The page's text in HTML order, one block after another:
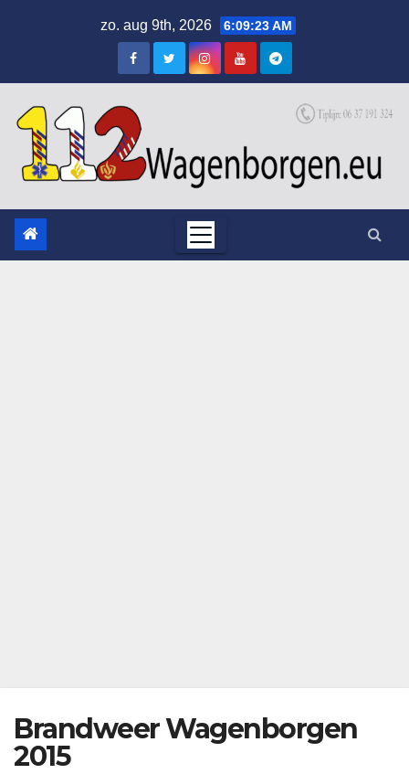
zo. aug 9th, 2026 6:09:24 AM
Brandweer Wagenborgen
2015